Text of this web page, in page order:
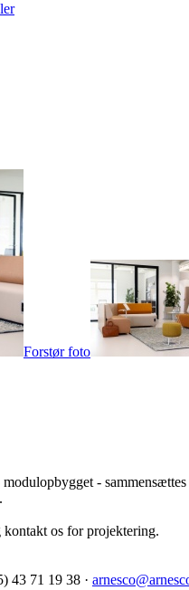
Forstør foto
modulopbygget -
kontakt os for projektering.
43 71 19 38 ·